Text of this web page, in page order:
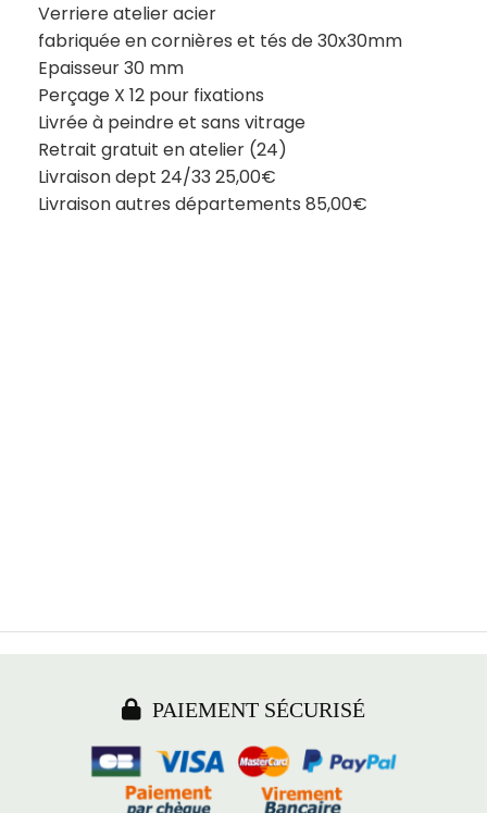
Verriere atelier acier
fabriquée en cornières et tés de 30x30mm
Epaisseur 30 mm
Perçage X 12 pour fixations
Livrée à peindre et sans vitrage
Retrait gratuit en atelier (24)
Livraison dept 24/33 25,00€
Livraison autres départements 85,00€
 PAIEMENT SÉCURISÉ